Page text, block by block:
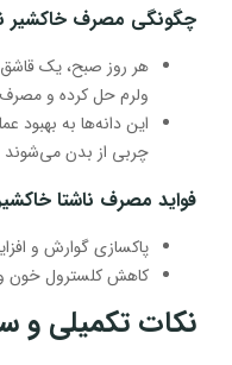
چگونگی مصرف خاکشیر
هر روز صبح، یک
ولرم حل کرده و مصرف
این دانه‌ها به بهبود
چربی از بدن می‌شوند
فواید مصرف ناشتا
پاکسازی گوارش و
کاهش کلسترول خون و
نکات تکمیلی و